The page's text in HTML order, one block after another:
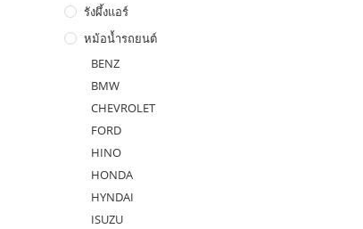
รังผึ้งแอร์
หม้อน้ำรถยนต์
BENZ
BMW
CHEVROLET
FORD
HINO
HONDA
HYNDAI
ISUZU